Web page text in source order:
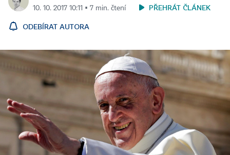
10. 10. 2017 10:11 ▪ 7 min. čtení
PŘEHRÁT ČLÁNEK
ODEBÍRAT AUTORA